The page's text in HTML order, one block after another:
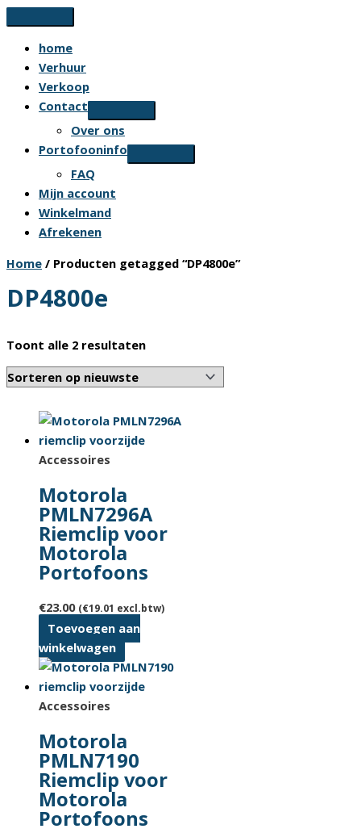
home
Verhuur
Verkoop
Contact
Over ons
Portofooninfo
FAQ
Mijn account
Winkelmand
Afrekenen
Home / Producten getagged “DP4800e”
DP4800e
Toont alle 2 resultatenGesorteerd
op
nieuwste
Accessoires
Motorola
PMLN7296A
Riemclip voor
Motorola
Portofoons
€23.00 (€19.01 excl.btw)
Toevoegen aan
winkelwagen
Accessoires
Motorola
PMLN7190
Riemclip voor
Motorola
Portofoons